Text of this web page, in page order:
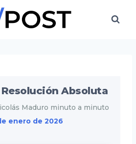
Absoluta
Maduro minuto a minuto
enero de 2026